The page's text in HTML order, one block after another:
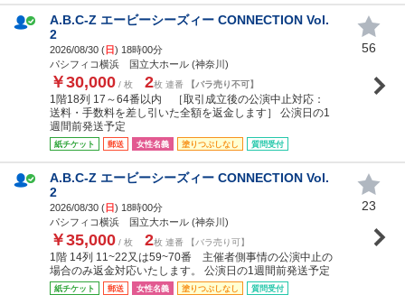
A.B.C-Z エービーシーズィー CONNECTION Vol.
2
2026/08/30 (日) 18時00分
パシフィコ横浜 国立大ホール (神奈川)
￥30,000 / 枚 2枚 連番 【バラ売り不可】
1階18列 17～64番以内 ［取引成立後の公演中止対応：
送料・手数料を差し引いた全額を返金します］ 公演日の1
週間前発送予定
紙チケット 郵送 女性名義 塗りつぶしなし 質問受付
56
A.B.C-Z エービーシーズィー CONNECTION Vol.
2
2026/08/30 (日) 18時00分
パシフィコ横浜 国立大ホール (神奈川)
￥35,000 / 枚 2枚 連番 【バラ売り可】
1階 14列 11~22又は59~70番 主催者側事情の公演中止の
場合のみ返金対応いたします。 公演日の1週間前発送予定
紙チケット 郵送 女性名義 塗りつぶしなし 質問受付
23